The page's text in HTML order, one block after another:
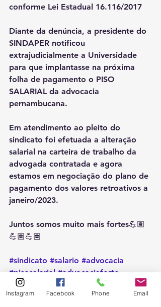
conforme Lei Estadual 16.116/2017
Diante da denúncia, a presidente do
SINDAPER notificou
extrajudicialmente a Universidade
para que implantasse na próxima
folha de pagamento o PISO
SALARIAL da advocacia
pernambucana.
Em atendimento ao pleito do
sindicato foi efetuada a alteração
salarial na carteira de trabalho da
advogada contratada e agora
estamos em negociação do plano de
pagamento dos valores retroativos a
janeiro/2023.
Juntos somos muito mais fortes💪🏽
💪🏽💪🏽
#sindicato #salario #advocacia
#pisosalarial #advocaciaforte
Instagram Facebook Phone Email